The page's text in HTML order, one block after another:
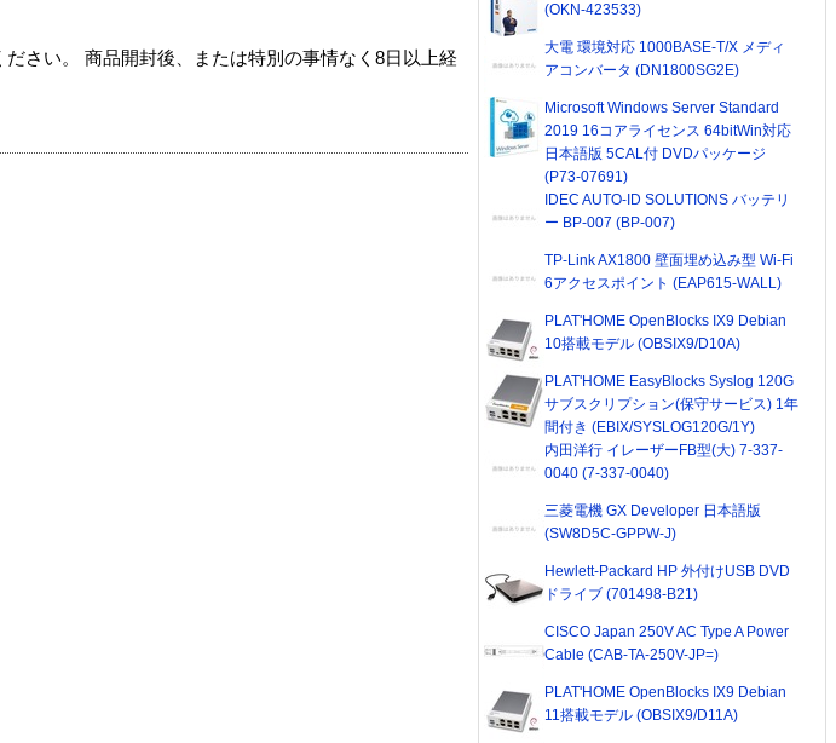
さい。 商品開封後、または特別の事情なく8日以上経
(OKN-423533)
大電 環境対応 1000BASE-T/X メディ
アコンバータ (DN1800SG2E)
Microsoft Windows Server Standard
2019 16コアライセンス 64bitWin対応
日本語版 5CAL付 DVDパッケージ
(P73-07691)
IDEC AUTO-ID SOLUTIONS バッテリ
ー BP-007 (BP-007)
TP-Link AX1800 壁面埋め込み型 Wi-Fi
6アクセスポイント (EAP615-WALL)
PLAT'HOME OpenBlocks IX9 Debian
10搭載モデル (OBSIX9/D10A)
PLAT'HOME EasyBlocks Syslog 120G
サブスクリプション(保守サービス) 1年
間付き (EBIX/SYSLOG120G/1Y)
内田洋行 イレーザーFB型(大) 7-337-
0040 (7-337-0040)
三菱電機 GX Developer 日本語版
(SW8D5C-GPPW-J)
Hewlett-Packard HP 外付けUSB DVD
ドライブ (701498-B21)
CISCO Japan 250V AC Type A Power
Cable (CAB-TA-250V-JP=)
PLAT'HOME OpenBlocks IX9 Debian
11搭載モデル (OBSIX9/D11A)